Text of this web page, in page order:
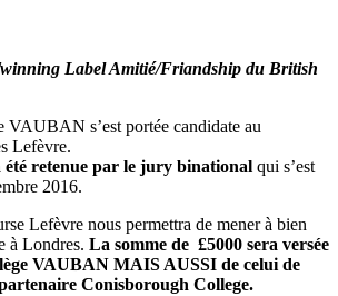
Label Amitié/Friandship du British
VAUBAN s’est portée candidate au
Lefèvre.
retenue par le jury binational qui s’est
2016.
Lefèvre nous permettra de mener à bien
à Londres. La somme de £5000 sera versée
VAUBAN MAIS AUSSI de celui de
Conisborough College.